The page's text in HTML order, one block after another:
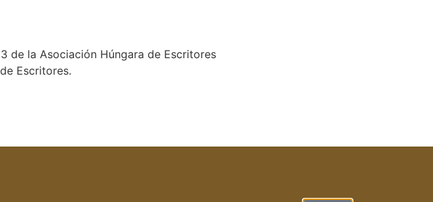
de la Asociación Húngara de Escritores
Escritores.